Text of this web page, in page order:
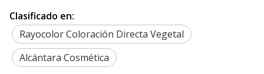
Clasificado en:
Rayocolor Coloración Directa Vegetal
Alcántara Cosmética